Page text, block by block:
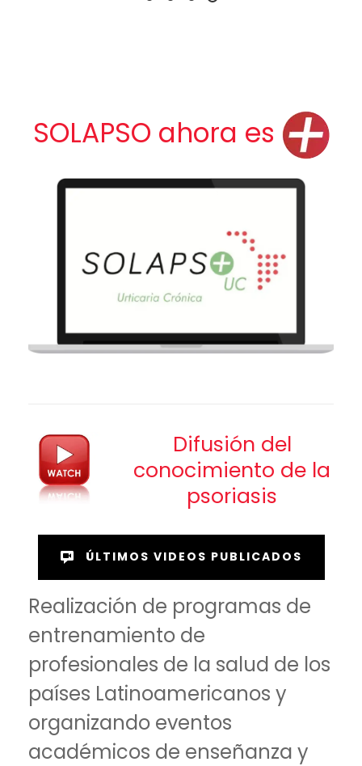
SOLAPSO ahora es
Difusión del
conocimiento de la
psoriasis
ÚLTIMOS VIDEOS PUBLICADOS
Realización de programas de
entrenamiento de
profesionales de la salud de los
países Latinoamericanos y
organizando eventos
académicos de enseñanza y